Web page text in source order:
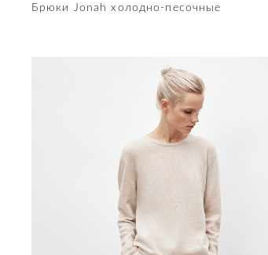
Брюки Jonah холодно-песочные